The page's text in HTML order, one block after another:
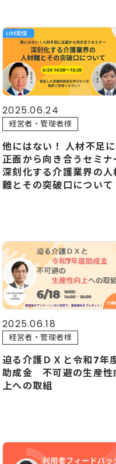
2025.06.24
経営者・管理者様
他にはない！ 人材不足に
正面から向き合うセミナ
深刻化する介護業界の人
難とその突破口について
2025.06.18
経営者・管理者様
迫る介護ＤＸと令和7年
助成金 不可避の生産性
上への取組